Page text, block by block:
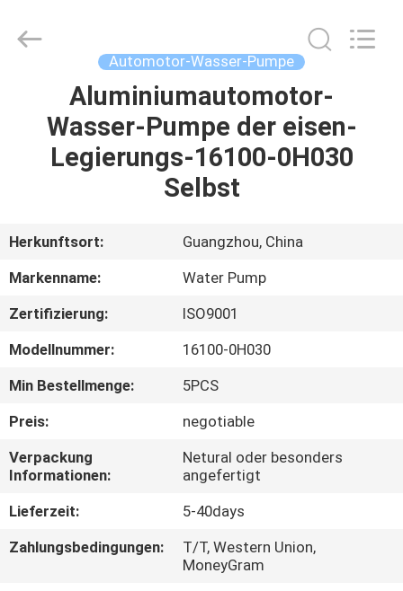
HAUSE
VIDEOS
UNS
WERKSBESICHTIGUNG
QUALITÄTSKONTROLLE
KONTAKT
NACHRICHTEN
Automotor-Wasser-Pumpe
Aluminiumautomotor-
Wasser-Pumpe der eisen-
Legierungs-16100-0H030
Selbst
Herkunftsort:
Guangzhou, China
Markenname:
Water Pump
Zertifizierung:
ISO9001
Modellnummer:
16100-0H030
Min Bestellmenge:
5PCS
Preis:
negotiable
Verpackung
Informationen:
Netural oder besonders
angefertigt
Lieferzeit:
5-40days
Zahlungsbedingungen:
T/T, Western Union,
MoneyGram